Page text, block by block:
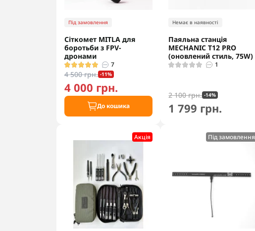
Під замовлення
Сіткомет MITLA для
боротьби з FPV-
дронами
7
4 500 грн. -11%
4 000 грн.
До кошика
Немає в наявності
Паяльна станція
MECHANIC T12 PRO
(оновлений стиль, 75W)
1
2 100 грн. -14%
1 799 грн.
Акцiя Під замовлення